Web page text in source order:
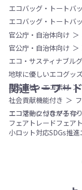
エコバッグ・トートバ
エコバッグ・トートバ
官公庁・自治体向け
官公庁・自治体向け
エコ・サスティナブル
地球に優しいエコグッ
再生素材・エコ素材
社会貢献機能付き
エコ活動につながる
関連キーワー
エコマーク付きマチ有
フェアトレードフェア
小ロット対応SDGs推進